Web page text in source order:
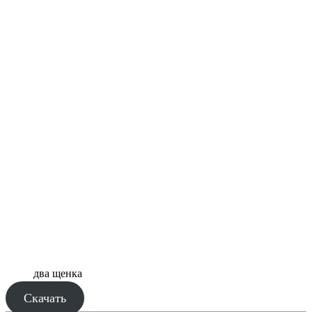
два щенка
Скачать